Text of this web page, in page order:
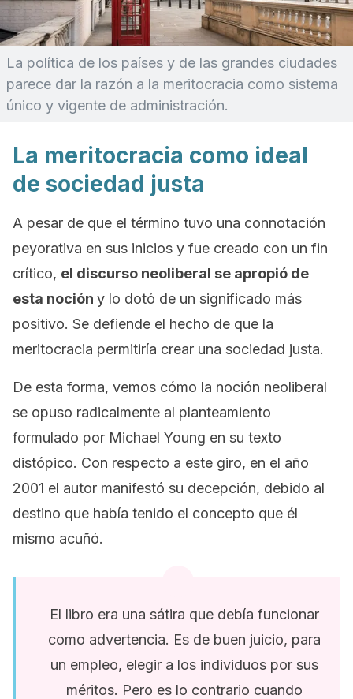
La política de los países y de las grandes ciudades
parece dar la razón a la meritocracia como sistema
único y vigente de administración.
La meritocracia como ideal
de sociedad justa
A pesar de que el término tuvo una connotación
peyorativa en sus inicios y fue creado con un fin
crítico, el discurso neoliberal se apropió de
esta noción y lo dotó de un significado más
positivo. Se defiende el hecho de que la
meritocracia permitiría crear una sociedad justa.
De esta forma, vemos cómo la noción neoliberal
se opuso radicalmente al planteamiento
formulado por Michael Young en su texto
distópico. Con respecto a este giro, en el año
2001 el autor manifestó su decepción, debido al
destino que había tenido el concepto que él
mismo acuñó.
El libro era una sátira que debía funcionar
como advertencia. Es de buen juicio, para
un empleo, elegir a los individuos por sus
méritos. Pero es lo contrario cuando